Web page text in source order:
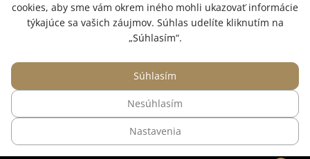
SME V SOCIÁLNYCH SIEŤACH:
© 2015 — 2026, Internetový obchod so zdravotným oblečením InWhite.
Web vytvorilSago Group
cookies, aby sme vám okrem iného mohli ukazovať informácie
týkajúce sa vašich záujmov. Súhlas udelíte kliknutím na
„Súhlasím“.
Nastavenia
Nesúhlasím
Súhlasím